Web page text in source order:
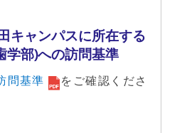
キャンパスに所在する
学部)への訪問基準
問基準
をご確認くださ